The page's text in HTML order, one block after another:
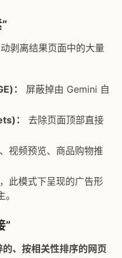
剥离结果页面中的大量
：
屏蔽掉由 Gemini 自
：
去除页面顶部直接
视频预览、商品购物推
此模式下呈现的广告形
”
的、按相关性排序的网页